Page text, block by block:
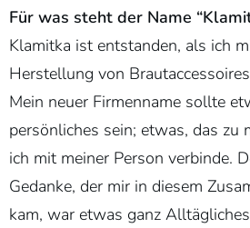
Für was steht der Name
Klamitka ist entstanden, als ich
Herstellung von
Mein neuer Firmenname sollte
persönliches sein; etwas, das zu
ich mit meiner Person verbinde.
Gedanke, der mir in diesem
kam, war etwas ganz